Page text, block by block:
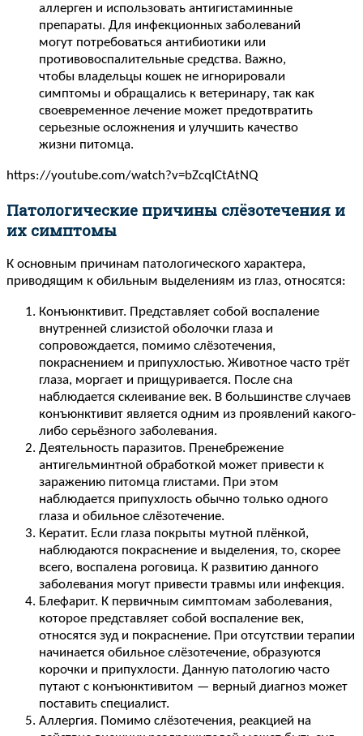
аллерген и использовать антигистаминные
препараты. Для инфекционных заболеваний
могут потребоваться антибиотики или
противовоспалительные средства. Важно,
чтобы владельцы кошек не игнорировали
симптомы и обращались к ветеринару, так как
своевременное лечение может предотвратить
серьезные осложнения и улучшить качество
жизни питомца.
https://youtube.com/watch?v=bZcqICtAtNQ
Патологические причины слёзотечения и
их симптомы
К основным причинам патологического характера,
приводящим к обильным выделениям из глаз, относятся:
Конъюнктивит. Представляет собой воспаление
внутренней слизистой оболочки глаза и
сопровождается, помимо слёзотечения,
покраснением и припухлостью. Животное часто трёт
глаза, моргает и прищуривается. После сна
наблюдается склеивание век. В большинстве случаев
конъюнктивит является одним из проявлений какого-
либо серьёзного заболевания.
Деятельность паразитов. Пренебрежение
антигельминтной обработкой может привести к
заражению питомца глистами. При этом
наблюдается припухлость обычно только одного
глаза и обильное слёзотечение.
Кератит. Если глаза покрыты мутной плёнкой,
наблюдаются покраснение и выделения, то, скорее
всего, воспалена роговица. К развитию данного
заболевания могут привести травмы или инфекция.
Блефарит. К первичным симптомам заболевания,
которое представляет собой воспаление век,
относятся зуд и покраснение. При отсутствии терапии
начинается обильное слёзотечение, образуются
корочки и припухлости. Данную патологию часто
путают с конъюнктивитом — верный диагноз может
поставить специалист.
Аллергия. Помимо слёзотечения, реакцией на